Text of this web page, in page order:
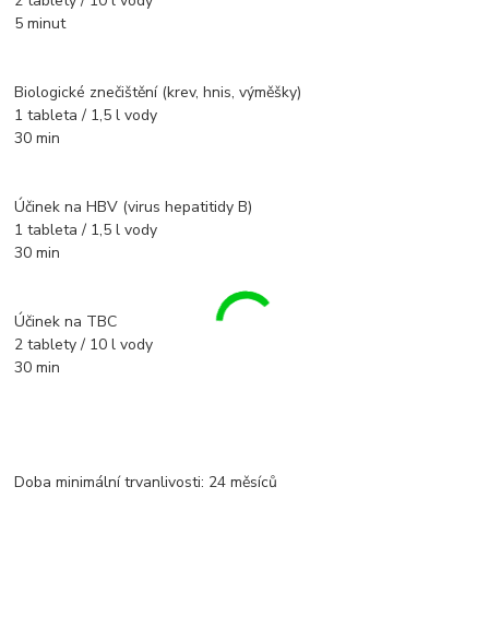
5 minut
Biologické znečištění (krev, hnis, výměšky)
1 tableta / 1,5 l vody
30 min
Účinek na HBV (virus hepatitidy B)
1 tableta / 1,5 l vody
30 min
Účinek na TBC
2 tablety / 10 l vody
30 min
Doba minimální trvanlivosti: 24 měsíců